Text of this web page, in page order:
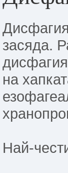
засяда.
на
Най-